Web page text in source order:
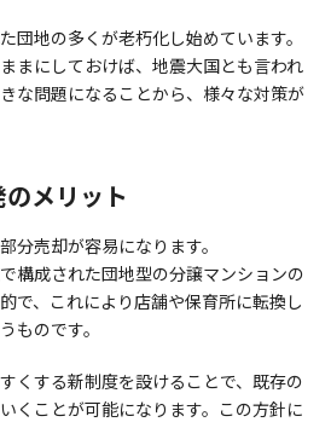
団地の多くが老朽化し始めています。
まにしておけば、地震大国とも言われ
な問題になることから、様々な対策が
メリット
分売却が容易になります。
構成された団地型の分譲マンションの
で、これにより店舗や保育所に転換し
ものです。
くする新制度を設けることで、既存の
くことが可能になります。この方針に